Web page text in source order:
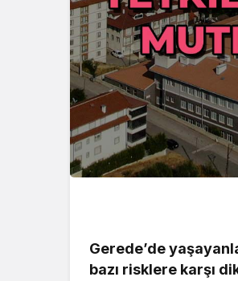
Gerede’de
bazı risklere karşı